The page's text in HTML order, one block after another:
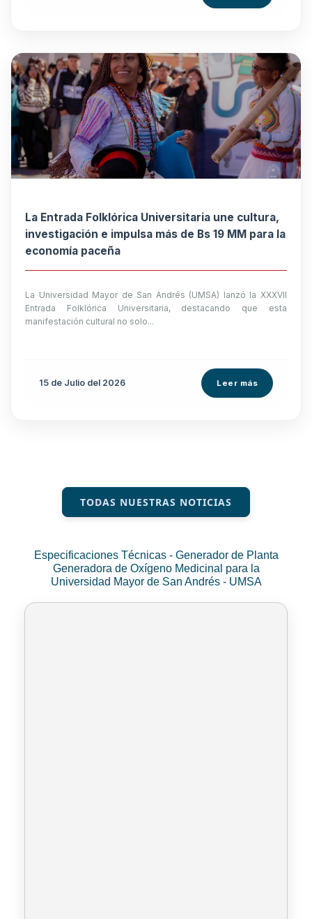
La Entrada Folklórica Universitaria une cultura,
investigación e impulsa más de Bs 19 MM para la
economía paceña
La Universidad Mayor de San Andrés (UMSA) lanzó la XXXVII
Entrada Folklórica Universitaria, destacando que esta
manifestación cultural no solo...
15 de Julio del 2026 Leer más
TODAS NUESTRAS NOTICIAS
Especificaciones Técnicas - Generador de Planta
Generadora de Oxígeno Medicinal para la
Universidad Mayor de San Andrés - UMSA